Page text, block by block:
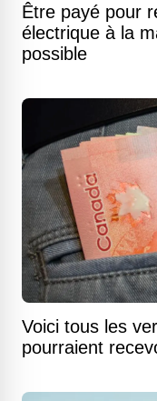
Être payé pour
électrique à la
possible
Voici tous les
pourraient